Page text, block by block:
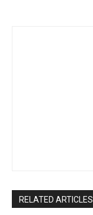
RELATED ARTICLES